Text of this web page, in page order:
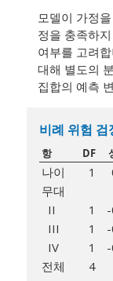
모델이 가정
정을 충족하
여부를 고려
대해 별도의
집합의 예측
비례 위험 검
항 DF
나이 1
무대
II
1
III
1
IV
1
전체
4